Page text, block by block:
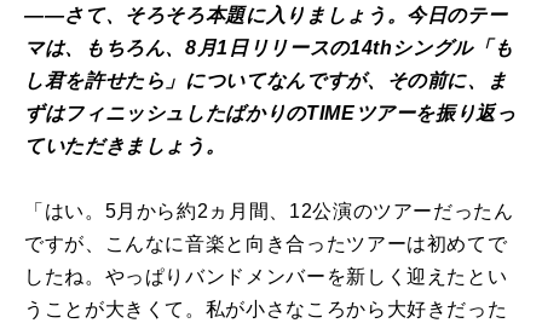
――さて、そろそろ本題に入りましょう。今日のテー
マは、もちろん、8月1日リリースの14thシングル「も
し君を許せたら」についてなんですが、その前に、ま
ずはフィニッシュしたばかりのTIMEツアーを振り返っ
ていただきましょう。
「はい。5月から約2ヵ月間、12公演のツアーだったん
ですが、こんなに音楽と向き合ったツアーは初めてで
したね。やっぱりバンドメンバーを新しく迎えたとい
うことが大きくて。私が小さなころから大好きだった